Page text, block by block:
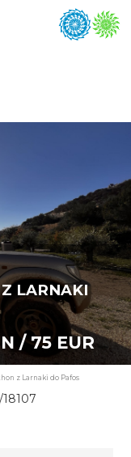
LARNAKI
/ 75 EUR
z Larnaki do Pafos
18107